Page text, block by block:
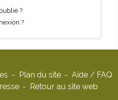
?
?
Plan du site
Aide / FAQ
Retour au site web